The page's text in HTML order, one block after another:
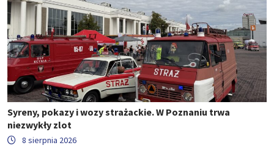
Syreny, pokazy i wozy strażackie. W Poznaniu trwa
niezwykły zlot
8 sierpnia 2026